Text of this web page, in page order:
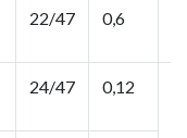
22/47 0,6
24/47 0,12